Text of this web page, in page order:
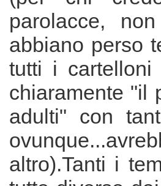
parolacce,
abbiano perso
tutti i cartelloni
chiaramente "il
adulti" con
altro).Tanti i